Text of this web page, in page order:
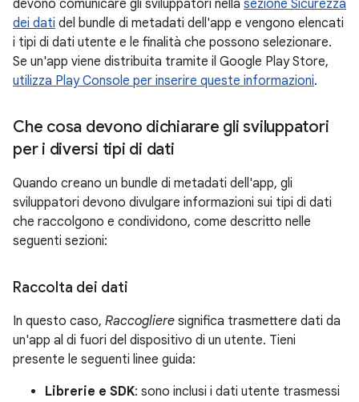
devono comunicare gli sviluppatori nella sezione Sicurezza
dei dati del bundle di metadati dell'app e vengono elencati
i tipi di dati utente e le finalità che possono selezionare.
Se un'app viene distribuita tramite il Google Play Store,
utilizza Play Console per inserire queste informazioni.
Che cosa devono dichiarare gli sviluppatori
per i diversi tipi di dati
Quando creano un bundle di metadati dell'app, gli
sviluppatori devono divulgare informazioni sui tipi di dati
che raccolgono e condividono, come descritto nelle
seguenti sezioni:
Raccolta dei dati
In questo caso, Raccogliere significa trasmettere dati da
un'app al di fuori del dispositivo di un utente. Tieni
presente le seguenti linee guida:
Librerie e SDK: sono inclusi i dati utente trasmessi